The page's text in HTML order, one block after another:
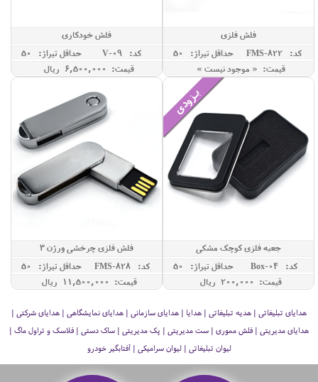
فلش فلزی
کد: FMS-822
حداقل تيراژ: 50
قیمت: « موجود نیست »
فلش خودکاری
کد: V-09
حداقل تيراژ: 50
قیمت: 6,500,000 ريال
جعبه فلزی کوچک مشکی
کد: Box-04
حداقل تيراژ: 50
قیمت: 200,000 ريال
فلش فلزی چرخشی ورژن 3
کد: FMS-828
حداقل تيراژ: 50
قیمت: 11,500,000 ريال
هدایای تبلیغاتی | هدیه تبلیغاتی | هدایا | هدایای سازمانی | هدایای نمایشگاهی | هدایای شرکتی |
هدایای مدیریتی | فلش مموری | ست مدیریتی | پک مدیریتی | ساک دستی | فلاسک و تراول ماگ |
لیوان تبلیغاتی | لیوان سرامیکی | آفتابگیر خودرو